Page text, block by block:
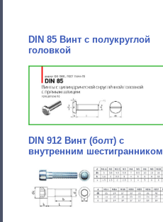
DIN 85 Винт с полукруглой
головкой
DIN 912 Винт (болт) с
внутренним шестигранником